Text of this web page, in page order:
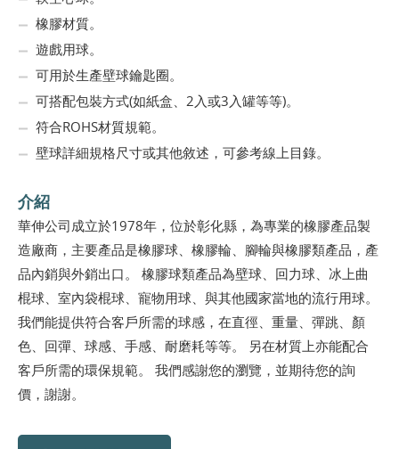
橡膠材質。
遊戲用球。
可用於生產壁球鑰匙圈。
可搭配包裝方式(如紙盒、2入或3入罐等等)。
符合ROHS材質規範。
壁球詳細規格尺寸或其他敘述，可參考線上目錄。
介紹
華伸公司成立於1978年，位於彰化縣，為專業的橡膠產品製
造廠商，主要產品是橡膠球、橡膠輪、腳輪與橡膠類產品，產
品內銷與外銷出口。 橡膠球類產品為壁球、回力球、冰上曲
棍球、室內袋棍球、寵物用球、與其他國家當地的流行用球。
我們能提供符合客戶所需的球感，在直徑、重量、彈跳、顏
色、回彈、球感、手感、耐磨耗等等。 另在材質上亦能配合
客戶所需的環保規範。 我們感謝您的瀏覽，並期待您的詢
價，謝謝。